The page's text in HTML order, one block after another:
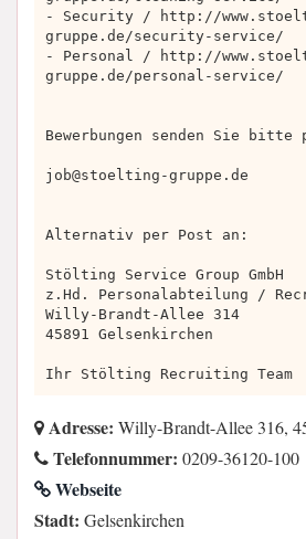
- Security / http://
gruppe.de/security-service/
- Personal / http://
gruppe.de/personal-service/
Bewerbungen senden Sie bitte
job@stoelting-gruppe.de
Alternativ per Post an:
Stölting Service Group GmbH
z.Hd. Personalabteilung /
Willy-Brandt-Allee 314
45891 Gelsenkirchen
Ihr Stölting Recruiting Team
Adresse: Willy-Brandt-Allee 316,
Telefonnummer: 0209-36120-100
Webseite
Stadt: Gelsenkirchen